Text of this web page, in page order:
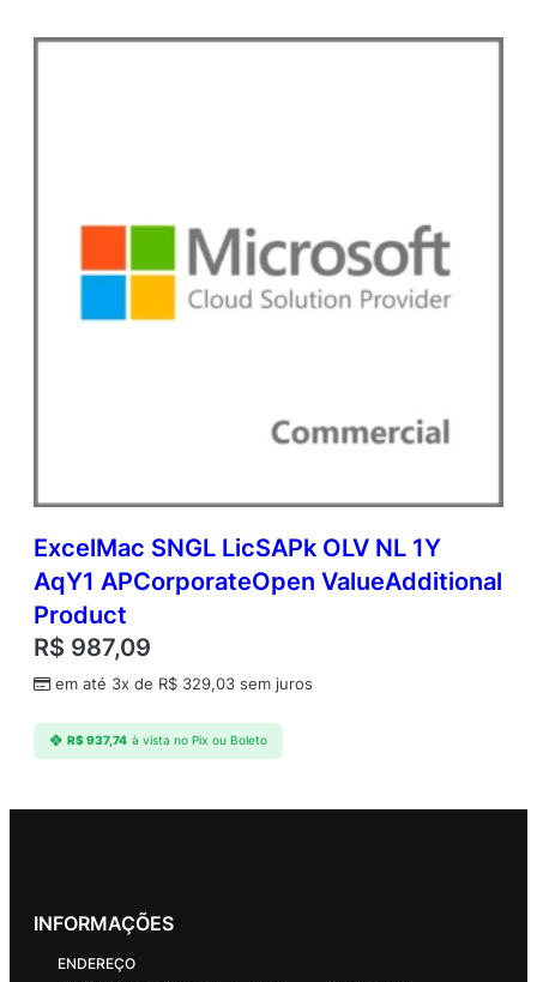
ExcelMac SNGL LicSAPk OLV NL 1Y
AqY1 APCorporateOpen ValueAdditional
Product
R$ 987,09
em até 3x de R$ 329,03 sem juros
R$937,74 à vista no Pix ou Boleto
INFORMAÇÕES
ENDEREÇO